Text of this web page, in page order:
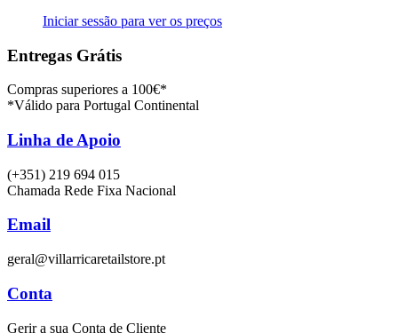
Iniciar sessão para ver os preços
Entregas Grátis
Compras superiores a 100€*
*Válido para Portugal Continental
Linha de Apoio
(+351) 219 694 015
Chamada Rede Fixa Nacional
Email
geral@villarricaretailstore.pt
Conta
Gerir a sua Conta de Cliente